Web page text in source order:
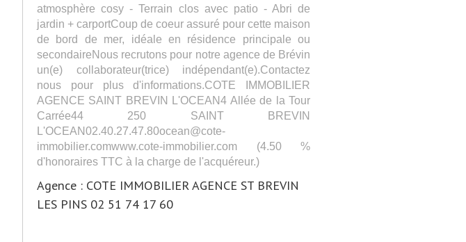
atmosphère cosy - Terrain clos avec patio - Abri de
jardin + carportCoup de coeur assuré pour cette maison
de bord de mer, idéale en résidence principale ou
secondaireNous recrutons pour notre agence de Brévin
un(e) collaborateur(trice) indépendant(e).Contactez
nous pour plus d'informations.COTE IMMOBILIER
AGENCE SAINT BREVIN L'OCEAN4 Allée de la Tour
Carrée44 250 SAINT BREVIN
L'OCEAN02.40.27.47.80ocean@cote-
immobilier.comwww.cote-immobilier.com (4.50 %
d'honoraires TTC à la charge de l'acquéreur.)
Agence : COTE IMMOBILIER AGENCE ST BREVIN
LES PINS 02 51 74 17 60